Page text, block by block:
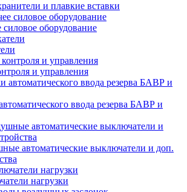
и плавкие вставки
силовое оборудование
и управления
ввода резерва БАВР и
автоматические выключатели и доп.
нагрузки